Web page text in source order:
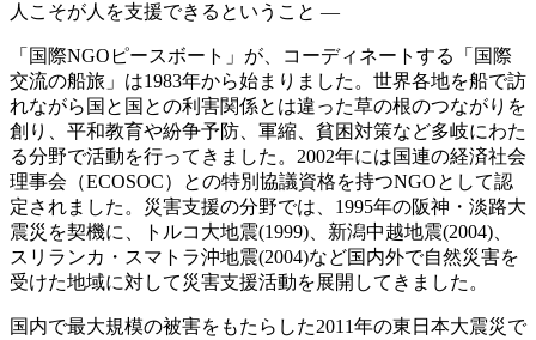
人こそが人を支援できるということ —
「国際NGOピースボート」が、コーディネートする「国際
交流の船旅」は1983年から始まりました。世界各地を船で訪
れながら国と国との利害関係とは違った草の根のつながりを
創り、平和教育や紛争予防、軍縮、貧困対策など多岐にわた
る分野で活動を行ってきました。2002年には国連の経済社会
理事会（ECOSOC）との特別協議資格を持つNGOとして認
定されました。災害支援の分野では、1995年の阪神・淡路大
震災を契機に、トルコ大地震(1999)、新潟中越地震(2004)、
スリランカ・スマトラ沖地震(2004)など国内外で自然災害を
受けた地域に対して災害支援活動を展開してきました。
国内で最大規模の被害をもたらした2011年の東日本大震災で